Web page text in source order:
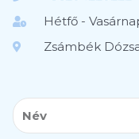
Hétfő -
Zsámbék
Név